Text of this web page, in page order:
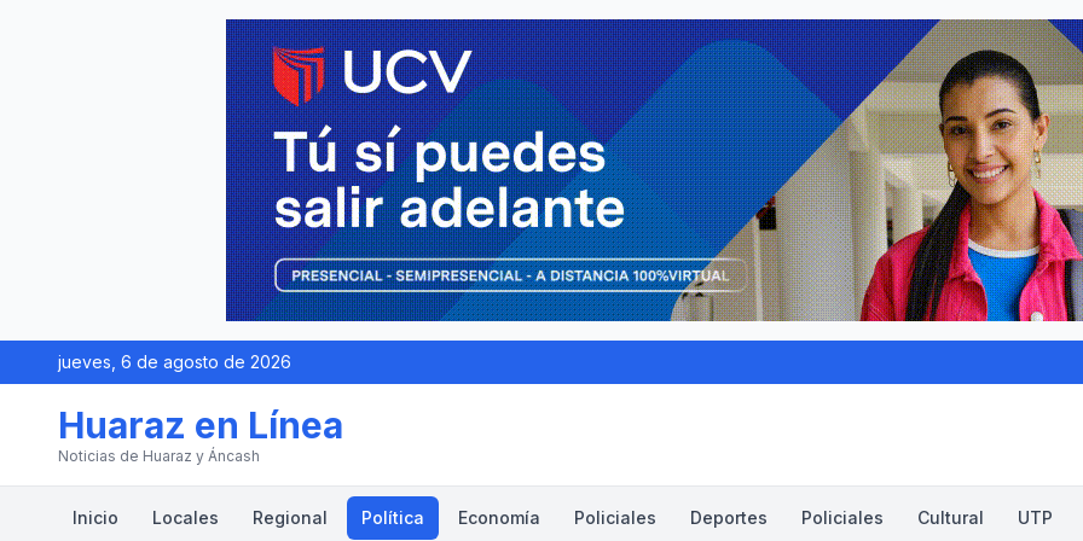
jueves, 6 de agosto de 2026
Huaraz en Línea
Noticias de Huaraz y Áncash
Inicio Locales Regional Política Economía Policiales Deportes Policiales Cultural UTP